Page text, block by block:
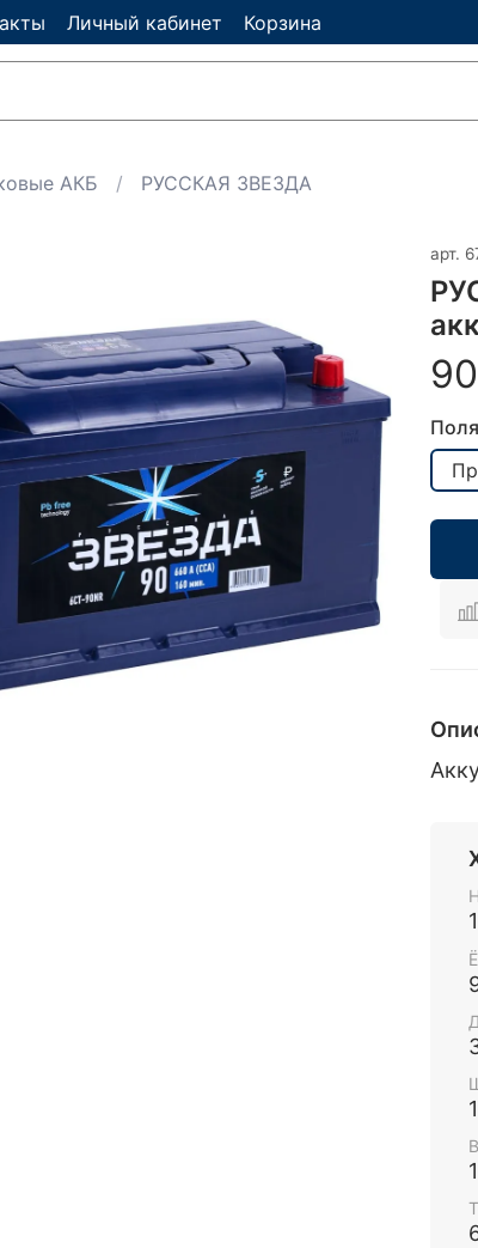
Личный кабинет Корзина
АКБ РУССКАЯ ЗВЕЗДА
арт.